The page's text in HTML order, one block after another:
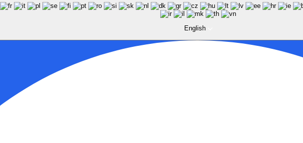
English